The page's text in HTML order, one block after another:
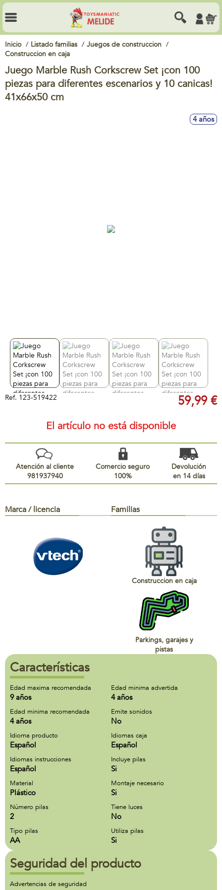
Inicio Listado familias
Juegos de construccion
Construccion en caja
Juego Marble Rush Corkscrew Set ¡con 100
piezas para diferentes escenarios y 10 canicas!
41x66x50 cm
4 años
Ref. 123-519422 59,99 €
El artículo no está disponible
Atención al cliente
981937940
Comercio seguro
100%
Devolución
en 14 días
Marca / licencia Familias
Construccion en caja
Parkings, garajes y
pistas
Características
Edad maxima recomendada
9 años
Edad minima advertida
4 años
Edad minima recomendada
4 años
Emite sonidos
No
Idioma producto
Español
Idiomas caja
Español
Idiomas instrucciones
Español
Incluye pilas
Si
Material
Plástico
Montaje necesario
Si
Número pilas
2
Tiene luces
No
Tipo pilas
AA
Utiliza pilas
Si
Seguridad del producto
Advertencias de seguridad